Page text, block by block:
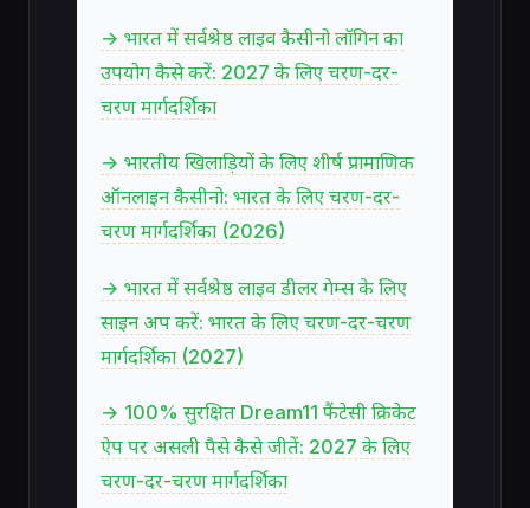
→ भारत में सर्वश्रेष्ठ लाइव कैसीनो लॉगिन का
उपयोग कैसे करें: 2027 के लिए चरण-दर-
चरण मार्गदर्शिका
→ भारतीय खिलाड़ियों के लिए शीर्ष प्रामाणिक
ऑनलाइन कैसीनो: भारत के लिए चरण-दर-
चरण मार्गदर्शिका (2026)
→ भारत में सर्वश्रेष्ठ लाइव डीलर गेम्स के लिए
साइन अप करें: भारत के लिए चरण-दर-चरण
मार्गदर्शिका (2027)
→ 100% सुरक्षित Dream11 फैंटेसी क्रिकेट
ऐप पर असली पैसे कैसे जीतें: 2027 के लिए
चरण-दर-चरण मार्गदर्शिका